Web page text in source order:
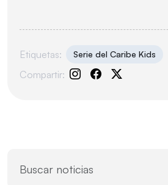
Etiquetas: Serie del Caribe Kids
Compartir: